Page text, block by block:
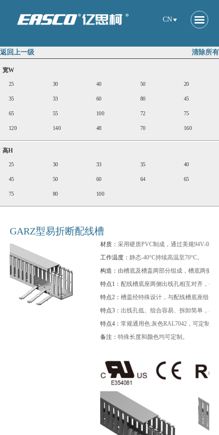
CN
清除所有
返回上一级
宽W
25 30 40 50 20
35 33 60 80 45
65 55 100 72 75
120 140 48 70 160
高H
25 30 33 35 40
45 50 60 64 65
75 80 100
GARZ型易折断配线槽
材质： 采用硬质PVC制成，通过美规94V-0
工作温度： 静态-40°C持续高温至70°C。
构造： 由槽底及槽盖两部分组成，槽底两侧
特点1： 配线槽底座两侧出线孔相互对齐，任
特点2： 槽盖经特殊设计，与配线槽底座组合
特点3： 出线孔低、组合容易、拆卸简单，易
特点4： 常规通用色:灰色RAL7042，可定制
备注： 特殊长度和颜色均可定制。